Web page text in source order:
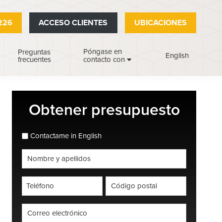
ACCESO CLIENTES UBICACIONES
Preguntas
frecuentes
Póngase en
contacto con
English
Barra
lateral
principal
Obtener presupuesto
Contactame in English
completo
*
*
Código
postal
*